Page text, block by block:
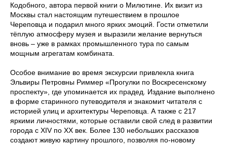
Кодобного, автора первой книги о Милютине. Их визит из
Москвы стал настоящим путешествием в прошлое
Череповца и подарил много ярких эмоций. Гости отметили
тёплую атмосферу музея и выразили желание вернуться
вновь – уже в рамках промышленного тура по самым
мощным агрегатам комбината.
Особое внимание во время экскурсии привлекла книга
Эльвиры Петровны Риммер «Прогулки по Воскресенскому
проспекту», где упоминается их прадед. Издание выполнено
в форме старинного путеводителя и знакомит читателя с
историей улиц и архитектуры Череповца. А также с 217
яркими личностями, которые оставили свой след в развитии
города с XIV по XX век. Более 130 небольших рассказов
создают живую картину прошлого, позволяя по-новому